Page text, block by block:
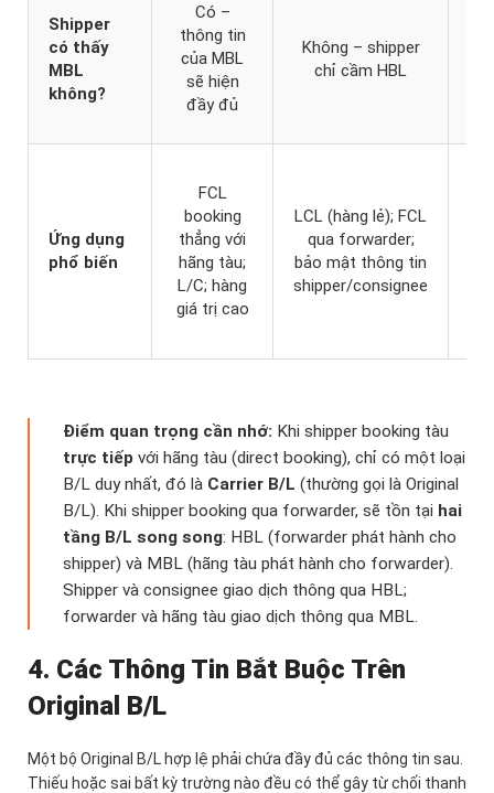
Shipper
có thấy
MBL
không?
Có –
thông tin
của MBL
sẽ hiện
đầy đủ
Không – shipper
chỉ cầm HBL
Ứng dụng
phổ biến
FCL
booking
thẳng với
hãng tàu;
L/C; hàng
giá trị cao
LCL (hàng lẻ); FCL
qua forwarder;
bảo mật thông tin
shipper/consignee
Điểm quan trọng cần nhớ: Khi shipper booking tàu
trực tiếp với hãng tàu (direct booking), chỉ có một loại
B/L duy nhất, đó là Carrier B/L (thường gọi là Original
B/L). Khi shipper booking qua forwarder, sẽ tồn tại hai
tầng B/L song song: HBL (forwarder phát hành cho
shipper) và MBL (hãng tàu phát hành cho forwarder).
Shipper và consignee giao dịch thông qua HBL;
forwarder và hãng tàu giao dịch thông qua MBL.
4. Các Thông Tin Bắt Buộc Trên
Original B/L
Một bộ Original B/L hợp lệ phải chứa đầy đủ các thông tin sau.
Thiếu hoặc sai bất kỳ trường nào đều có thể gây từ chối thanh